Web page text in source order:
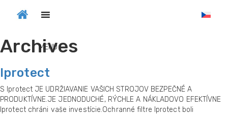
MENU
Archives
Iprotect
S Iprotect JE UDRŽIAVANIE VAŠICH STROJOV BEZPEČNÉ A
PRODUKTÍVNE.JE JEDNODUCHÉ, RÝCHLE A NÁKLADOVO EFEKTÍVNE
Iprotect chráni vaše investície.Ochranné filtre Iprotect boli